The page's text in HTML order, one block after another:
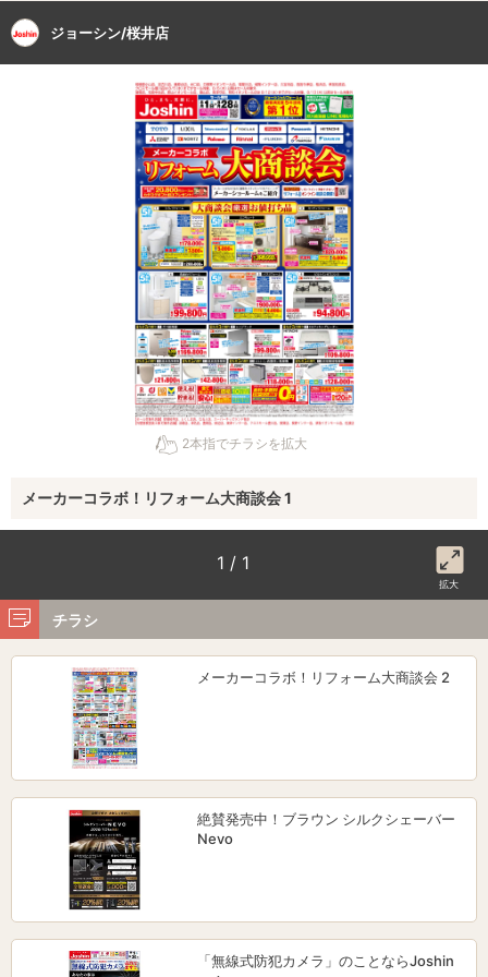
ジョーシン/桜井店
2本指でチラシを拡大
メーカーコラボ！リフォーム大商談会 1
1 / 1
拡大
チラシ
メーカーコラボ！リフォーム大商談会 2
絶賛発売中！ブラウン シルクシェーバー
Nevo
「無線式防犯カメラ」のことならJoshin